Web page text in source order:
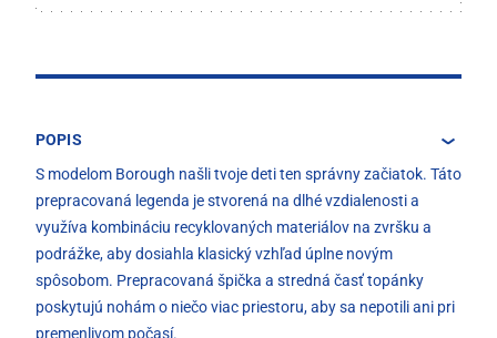
POPIS
S modelom Borough našli tvoje deti ten správny začiatok. Táto
prepracovaná legenda je stvorená na dlhé vzdialenosti a
využíva kombináciu recyklovaných materiálov na zvršku a
podrážke, aby dosiahla klasický vzhľad úplne novým
spôsobom. Prepracovaná špička a stredná časť topánky
poskytujú nohám o niečo viac priestoru, aby sa nepotili ani pri
premenlivom počasí.